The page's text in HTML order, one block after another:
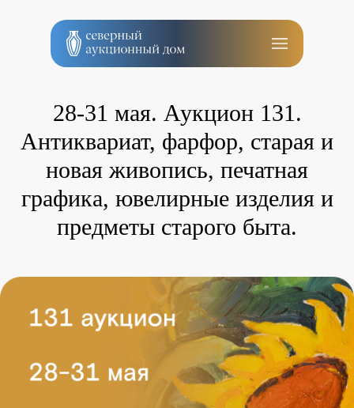
28-31 мая. Аукцион 131.
Антиквариат, фарфор, старая и
новая живопись, печатная
графика, ювелирные изделия и
предметы старого быта.